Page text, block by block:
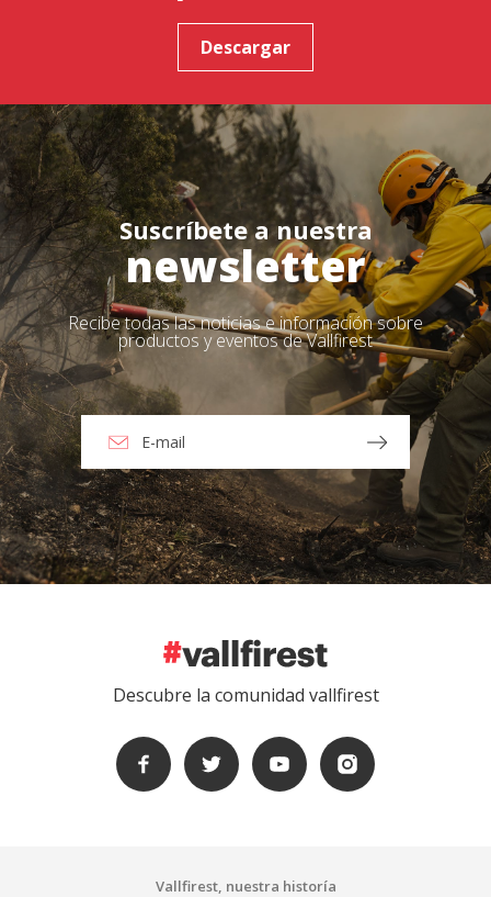
Descargar
Suscríbete a nuestra
newsletter
Recibe todas las noticias e información sobre
productos y eventos de Vallfirest
Descubre la comunidad vallfirest
Vallfirest, nuestra historía